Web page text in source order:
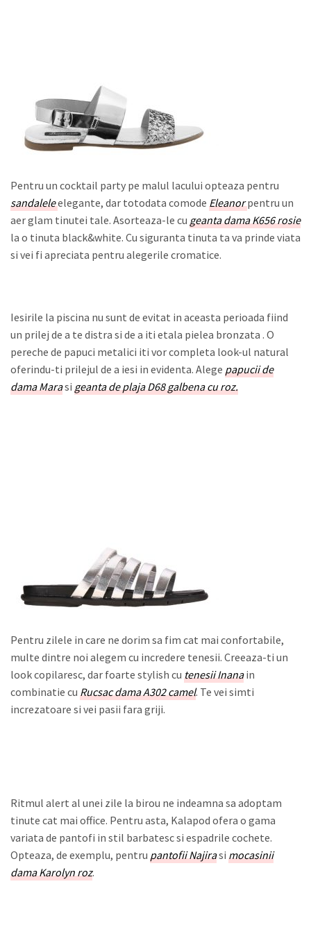
Pentru un cocktail party pe malul lacului opteaza pentru
sandaleleelegante, dar totodata comode Eleanor pentru un
aer glam tinutei tale. Asorteaza-le cu geanta dama K656 rosie
la o tinuta black&white. Cu siguranta tinuta ta va prinde viata
si vei fi apreciata pentru alegerile cromatice.
Iesirile la piscina nu sunt de evitat in aceasta perioada fiind
un prilej de a te distra si de a iti etala pielea bronzata . O
pereche de papuci metalici iti vor completa look-ul natural
oferindu-ti prilejul de a iesi in evidenta. Alege papucii de
dama Marasi geanta de plaja D68 galbena cu roz.
Pentru zilele in care ne dorim sa fim cat mai confortabile,
multe dintre noi alegem cu incredere tenesii. Creeaza-ti un
look copilaresc, dar foarte stylish cu tenesii Inanain
combinatie cu Rucsac dama A302 camel. Te vei simti
increzatoare si vei pasii fara griji.
Ritmul alert al unei zile la birou ne indeamna sa adoptam
tinute cat mai office. Pentru asta, Kalapod ofera o gama
variata de pantofi in stil barbatesc si espadrile cochete.
Opteaza, de exemplu, pentru pantofii Najirasi mocasinii
dama Karolyn roz.